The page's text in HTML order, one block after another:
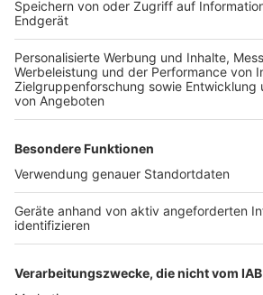
Schon jetzt ist klar: Diese Tarifrunde
Die Forderungen der
Kassen der Länder angespannt – und
Beschäftigter offenbar am Ende.
schnellen Einigung, dürfte der Winter
Einschränkungen für uns alle. Ob es
Durchbruch gibt oder ein langer
werden die kommenden Wochen
Autor: José Narciandi